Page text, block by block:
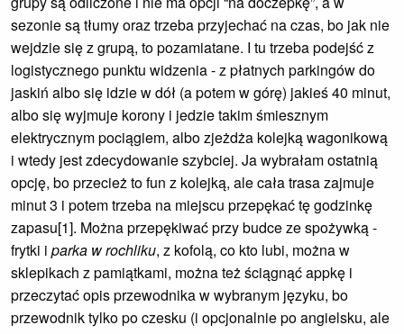
sezonie są tłumy oraz trzeba przyjechać na czas, bo jak nie
wejdzie się z grupą, to pozamiatane. I tu trzeba podejść z
logistycznego punktu widzenia - z płatnych parkingów do
jaskiń albo się idzie w dół (a potem w górę) jakieś 40 minut,
albo się wyjmuje korony i jedzie takim śmiesznym
elektrycznym pociągiem, albo zjeżdża kolejką wagonikową
i wtedy jest zdecydowanie szybciej. Ja wybrałam ostatnią
opcję, bo przecież to fun z kolejką, ale cała trasa zajmuje
minut 3 i potem trzeba na miejscu przepękać tę godzinkę
zapasu[1]. Można przepękiwać przy budce ze spożywką -
frytki i parka w rochliku, z kofolą, co kto lubi, można w
sklepikach z pamiątkami, można też ściągnąć appkę i
przeczytać opis przewodnika w wybranym języku, bo
przewodnik tylko po czesku (i opcjonalnie po angielsku, ale